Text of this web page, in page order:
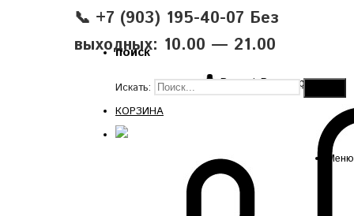
📞 +7 (903) 195-40-07 Без
выходных: 10.00 — 21.00
Вход|Регистрация
поиск
Искать:
КОРЗИНА
Меню